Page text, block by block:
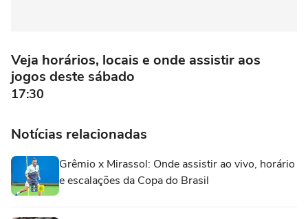
Veja horários, locais e onde assistir aos
jogos deste sábado
17:30
Notícias relacionadas
Grêmio x Mirassol: Onde assistir ao vivo, horário
e escalações da Copa do Brasil